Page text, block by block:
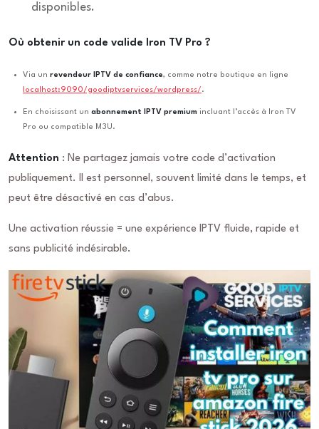
disponibles.
Où obtenir un code valide Iron TV Pro ?
Via un revendeur IPTV de confiance, comme notre boutique en ligne
localhost:9090/goodiptvservices/wordpress/.
En choisissant un abonnement IPTV premium incluant l’accès à Iron TV
Pro ou compatible M3U.
Attention : Ne partagez jamais votre code d’activation
publiquement. Il est personnel, souvent limité dans le temps, et
peut être désactivé en cas d’abus.
Une activation réussie = une expérience IPTV fluide, rapide et
sans publicité indésirable.